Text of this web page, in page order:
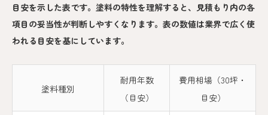
目安を示した表です。塗料の特性を理解すると、見積もり内の各
項目の妥当性が判断しやすくなります。表の数値は業界で広く使
われる目安を基にしています。
塗料種別
耐用年数
（目安）
費用相場（30坪・
目安）